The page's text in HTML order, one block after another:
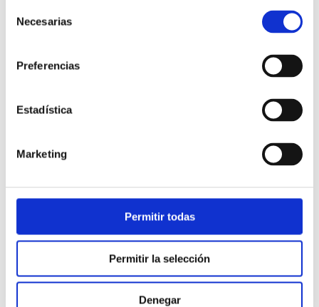
Necesarias
Preferencias
Estadística
Marketing
Permitir todas
Permitir la selección
Denegar